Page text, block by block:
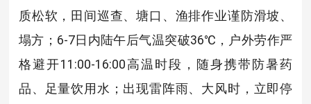
质松软，田间巡查、塘口、渔排作业谨防滑坡、
塌方；6-7日内陆午后气温突破36℃，户外劳作严
格避开11:00-16:00高温时段，随身携带防暑药
品、足量饮用水；出现雷阵雨、大风时，立即停